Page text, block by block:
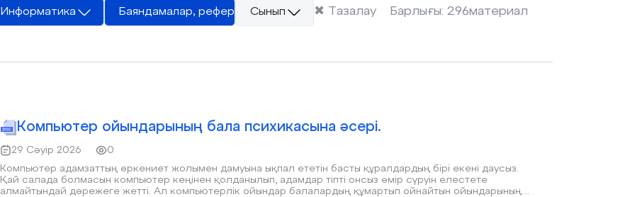
Информатика Баяндамалар, реферат Сынып ✖ Тазалау Барлығы: 296материал
Компьютер ойындарының бала психикасына әсері.
29 Сәуір 2026
0
Компьютер адамзаттың өркениет жолымен дамуына ықпал ететін басты құралдардың бірі екені даусыз.
Қай салада болмасын компьютер кеңінен қолданылып, адамдар тіпті онсыз өмір сүруін елестете
алмайтындай дәрежеге жетті. Ал компьютерлік ойындар балалардың құмартып ойнайтын ойындарының